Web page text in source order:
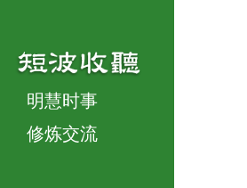
明慧时事
修炼交流